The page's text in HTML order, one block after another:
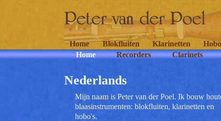
Home Blokfluiten Klarinetten
Home
Recorders Clarinets
Nederlands
Mijn naam is Peter van der Poel. Ik bouw
blaasinstrumenten: blokfluiten, klarinetten en
hobo's.